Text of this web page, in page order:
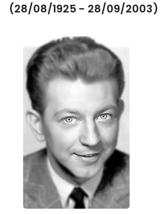
(28/08/1925 - 28/09/2003)